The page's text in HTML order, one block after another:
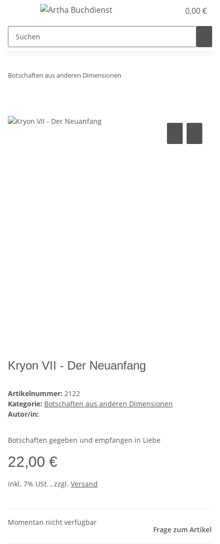
0,00 €
Botschaften aus anderen Dimensionen
Kryon VII - Der Neuanfang
Artikelnummer: 2122
Kategorie: Botschaften aus anderen Dimensionen
Autor/in:
Botschaften gegeben und empfangen in Liebe
22,00 €
inkl. 7% USt. , zzgl. Versand
Momentan nicht verfügbar
Frage zum Artikel